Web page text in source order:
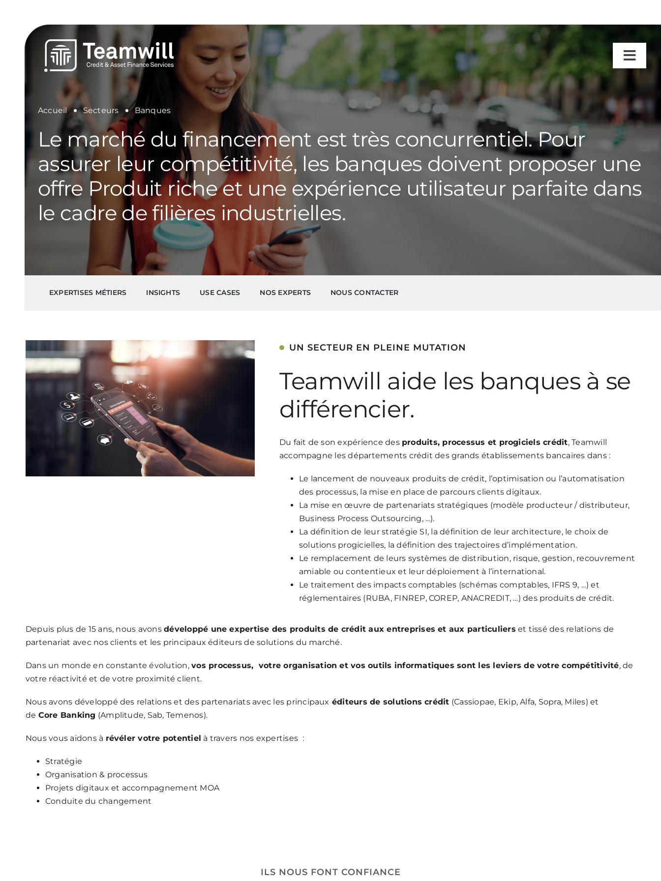
contenu
EXPERTISES
SECTEURS
CARRIÈRES
TEAMWILL
ACTUALITÉS
FR
Accueil Secteurs Banques
Le marché du financement est très concurrentiel. Pour
assurer leur compétitivité, les banques doivent proposer une
offre Produit riche et une expérience utilisateur parfaite dans
le cadre de filières industrielles.
EXPERTISES MÉTIERS INSIGHTS USE CASES NOS EXPERTS NOUS CONTACTER
UN SECTEUR EN PLEINE MUTATION
Teamwill aide les banques à se
différencier.
Du fait de son expérience des produits, processus et progiciels crédit, Teamwill
accompagne les départements crédit des grands établissements bancaires dans :
Le lancement de nouveaux produits de crédit, l’optimisation ou l’automatisation
des processus, la mise en place de parcours clients digitaux.
La mise en œuvre de partenariats stratégiques (modèle producteur / distributeur,
Business Process Outsourcing, …).
La définition de leur stratégie SI, la définition de leur architecture, le choix de
solutions progicielles, la définition des trajectoires d’implémentation.
Le remplacement de leurs systèmes de distribution, risque, gestion, recouvrement
amiable ou contentieux et leur déploiement à l’international.
Le traitement des impacts comptables (schémas comptables, IFRS 9, …) et
réglementaires (RUBA, FINREP, COREP, ANACREDIT, …) des produits de crédit.
Depuis plus de 15 ans, nous avonsdéveloppé une expertise des produits de crédit aux entreprises et aux particuliers et tissé des relations de
partenariat avec nos clients et les principaux éditeurs de solutions du marché.
Dans un monde en constante évolution,vos processus, votre organisation et vos outils informatiques sont les leviers de votre compétitivité, de
votre réactivité et de votre proximité client.
Nous avons développé des relations et des partenariats avec les principaux éditeurs de solutions crédit (Cassiopae, Ekip, Alfa, Sopra, Miles) et
de Core Banking (Amplitude, Sab, Temenos).
Nous vous aidons à révéler votre potentiel à travers nos expertises :
Stratégie
Organisation & processus
Projets digitaux et accompagnement MOA
Conduite du changement
ILS NOUS FONT CONFIANCE